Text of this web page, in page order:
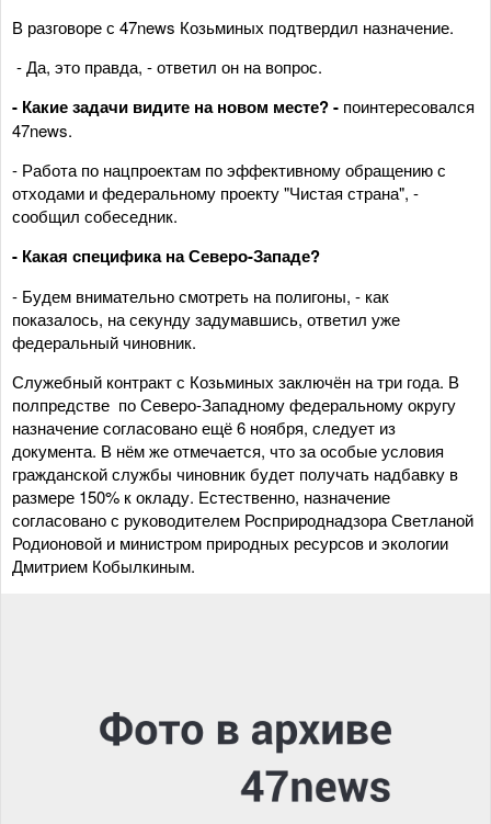
В разговоре с 47news Козьминых подтвердил назначение.
- Да, это правда, - ответил он на вопрос.
- Какие задачи видите на новом месте? - поинтересовался
47news.
- Работа по нацпроектам по эффективному обращению с
отходами и федеральному проекту "Чистая страна", -
сообщил собеседник.
- Какая специфика на Северо-Западе?
- Будем внимательно смотреть на полигоны, - как
показалось, на секунду задумавшись, ответил уже
федеральный чиновник.
Служебный контракт с Козьминых заключён на три года. В
полпредстве по Северо-Западному федеральному округу
назначение согласовано ещё 6 ноября, следует из
документа. В нём же отмечается, что за особые условия
гражданской службы чиновник будет получать надбавку в
размере 150% к окладу. Естественно, назначение
согласовано с руководителем Росприроднадзора Светланой
Родионовой и министром природных ресурсов и экологии
Дмитрием Кобылкиным.